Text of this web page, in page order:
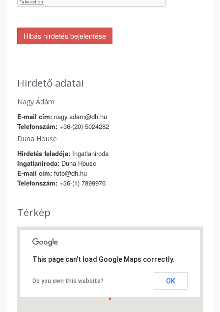
Hibás hirdetés bejelentése
Hirdető adatai
Nagy Ádám
E-mail cím: nagy.adam@dh.hu
Telefonszám: +36-(20) 5024282
Duna House
Hirdetés feladója: Ingatlaniroda
Ingatlaniroda: Duna House
E-mail cím: futo@dh.hu
Telefonszám: +36-(1) 7899976
Térkép
This page can't load Google Maps correctly.
Do you own this website? OK